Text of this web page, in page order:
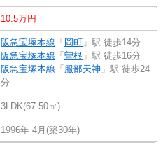
10.5万円
阪急宝塚本線 「 岡町 」駅 徒歩14分
阪急宝塚本線 「 曽根 」駅 徒歩16分
阪急宝塚本線 「 服部天神 」駅 徒歩24
分
3LDK(67.50㎡)
1996年 4月(築30年)